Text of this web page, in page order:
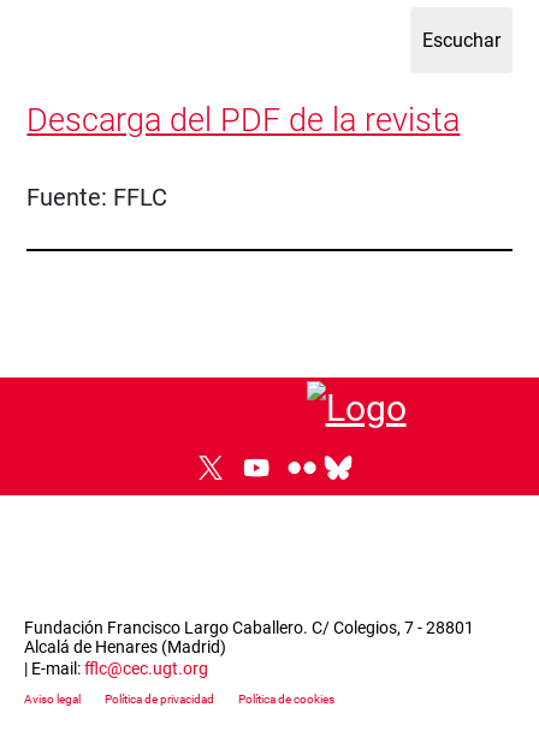
Descarga del PDF de la revista
Fuente: FFLC
Fundación Francisco Largo Caballero. C/ Colegios, 7 - 28801
Alcalá de Henares (Madrid)
| E-mail:fflc@cec.ugt.org
Footer menu
Aviso legal Política de privacidad Política de cookies